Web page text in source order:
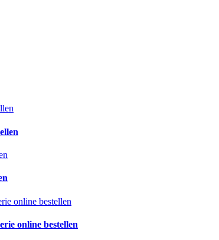
online bestellen